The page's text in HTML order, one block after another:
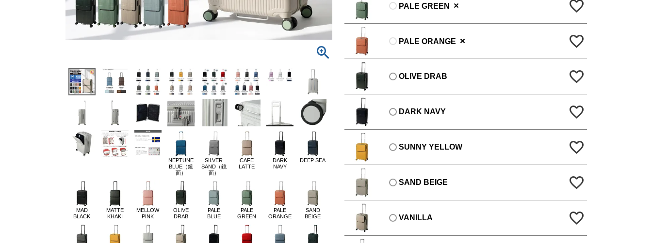
NEPTUNE
BLUE（鏡
面）
SILVER
SAND（鏡
面）
CAFE
LATTE
DARK
NAVY
DEEP SEA
MAD
BLACK
MATTE
KHAKI
MELLOW
PINK
OLIVE
DRAB
PALE
BLUE
PALE
GREEN
PALE
ORANGE
SAND
BEIGE
PALE GREEN ×
PALE ORANGE ×
OLIVE DRAB
DARK NAVY
SUNNY YELLOW
SAND BEIGE
VANILLA